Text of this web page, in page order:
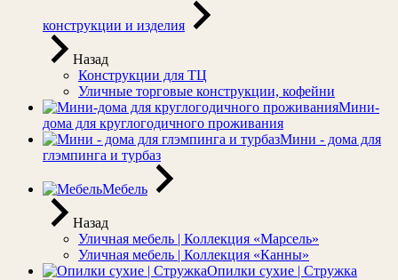
конструкции и изделия
Назад
Конструкции для ТЦ
Уличные торговые конструкции, кофейни
Мини-
дома для круглогодичного проживания
Мини - дома для
глэмпинга и турбаз
Мебель
Назад
Уличная мебель | Коллекция «Марсель»
Уличная мебель | Коллекция «Канны»
Опилки сухие | Стружка